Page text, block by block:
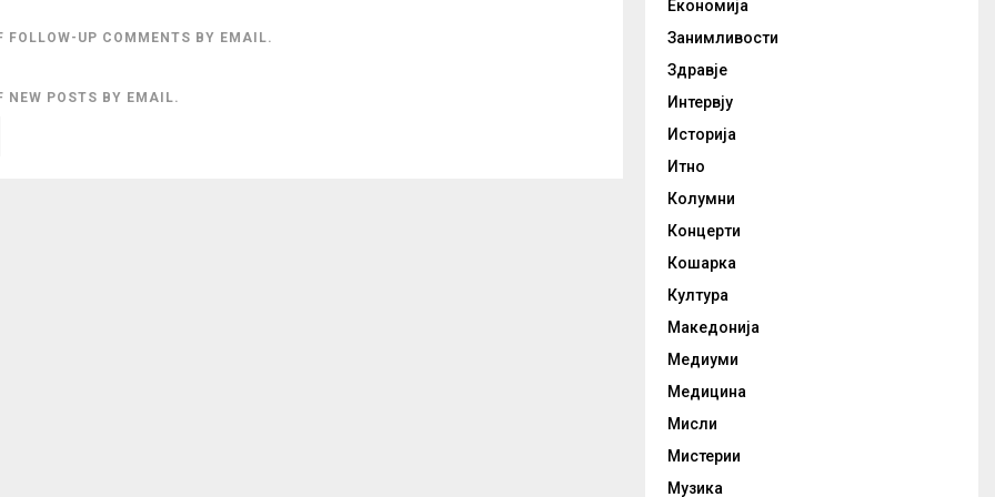
FOLLOW-UP COMMENTS BY EMAIL.
NEW POSTS BY EMAIL.
Економија
Занимливости
Здравје
Интервју
Историја
Итно
Колумни
Концерти
Кошарка
Култура
Македонија
Медиуми
Медицина
Мисли
Мистерии
Музика